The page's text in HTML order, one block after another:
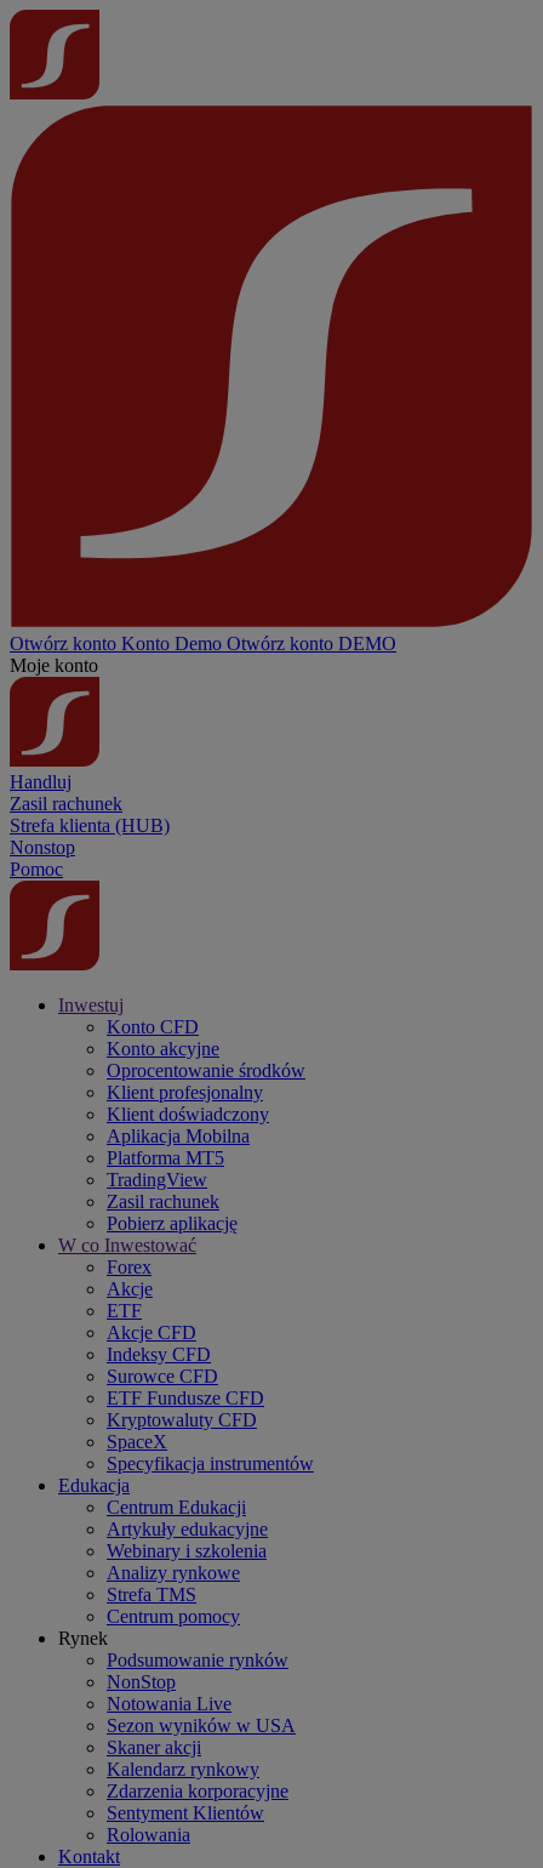
Otwórz konto Konto Demo Otwórz konto DEMO
Moje konto
Handluj
Zasil rachunek
Strefa klienta (HUB)
Nonstop
Pomoc
Inwestuj
Konto CFD
Konto akcyjne
Oprocentowanie środków
Klient profesjonalny
Klient doświadczony
Aplikacja Mobilna
Platforma MT5
TradingView
Zasil rachunek
Pobierz aplikację
W co Inwestować
Forex
Akcje
ETF
Akcje CFD
Indeksy CFD
Surowce CFD
ETF Fundusze CFD
Kryptowaluty CFD
SpaceX
Specyfikacja instrumentów
Edukacja
Centrum Edukacji
Artykuły edukacyjne
Webinary i szkolenia
Analizy rynkowe
Strefa TMS
Centrum pomocy
Rynek
Podsumowanie rynków
NonStop
Notowania Live
Sezon wyników w USA
Skaner akcji
Kalendarz rynkowy
Zdarzenia korporacyjne
Sentyment Klientów
Rolowania
Kontakt